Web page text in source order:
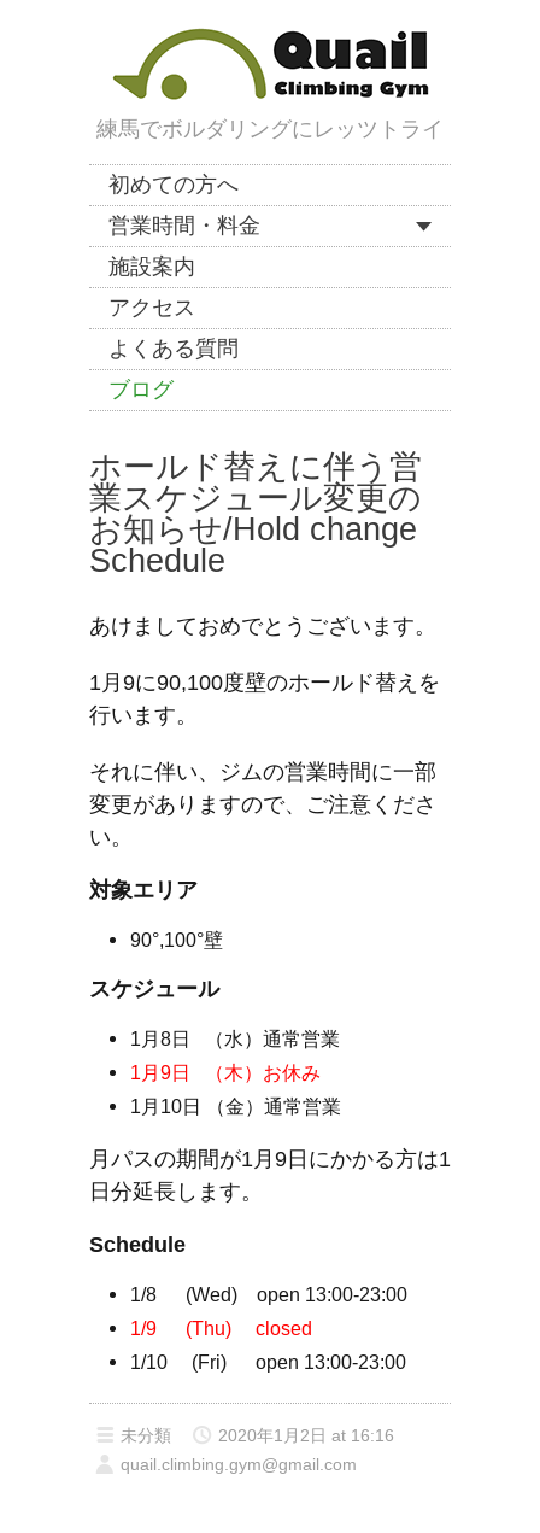
練馬でボルダリングにレッツトライ
初めての方へ
営業時間・料金
施設案内
アクセス
よくある質問
ブログ
ホールド替えに伴う営
業スケジュール変更の
お知らせ/Hold change
Schedule
あけましておめでとうございます。
1月9に90,100度壁のホールド替えを
行います。
それに伴い、ジムの営業時間に一部
変更がありますので、ご注意くださ
い。
対象エリア
90°,100°壁
スケジュール
1月8日 （水）通常営業
1月9日 （木）お休み
1月10日 （金）通常営業
月パスの期間が1月9日にかかる方は1
日分延長します。
Schedule
1/8 (Wed) open 13:00-23:00
1/9 (Thu) closed
1/10 (Fri) open 13:00-23:00
未分類
2020年1月2日 at 16:16
quail.climbing.gym@gmail.com